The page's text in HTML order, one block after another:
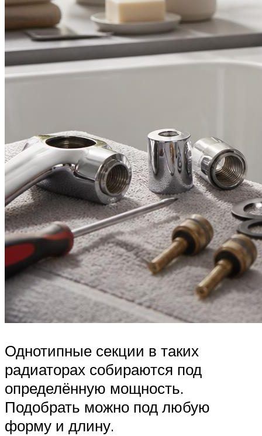
Однотипные секции в таких
радиаторах собираются под
определённую мощность.
Подобрать можно под любую
форму и длину.